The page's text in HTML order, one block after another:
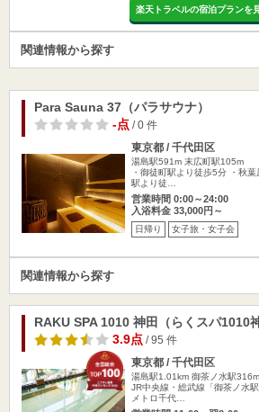
楽天トラベルの宿泊プランを
関連情報から探す
Para Sauna 37（パラサウナ）
-点/ 0 件
東京都 / 千代田区
湯島駅591m 末広町駅105m
・御徒町駅より徒歩5分 ・秋
駅より徒…
営業時間 0:00～24:00
入浴料金 33,000円～
日帰り 女子旅・女子会
関連情報から探す
RAKU SPA 1010 神田（らくスパ1010神
3.9点/ 95 件
東京都 / 千代田区
湯島駅1.01km 御茶ノ水駅316m
JR中央線・総武線「御茶ノ水
メトロ千代…